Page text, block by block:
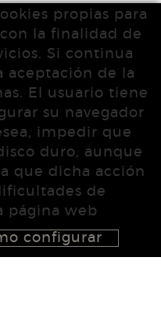
propias para
la finalidad de
Si continua
aceptación de la
El usuario tiene
su navegador
impedir que
duro, aunque
que dicha acción
de
página web
configurar